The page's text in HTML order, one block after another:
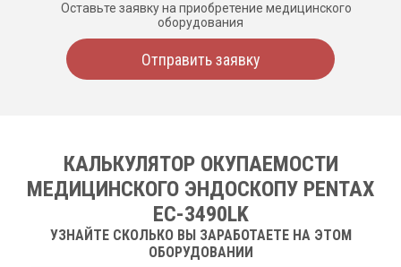
Оставьте заявку на приобретение медицинского
оборудования
Отправить заявку
КАЛЬКУЛЯТОР ОКУПАЕМОСТИ
МЕДИЦИНСКОГО ЭНДОСКОПУ PENTAX
EC-3490LK
УЗНАЙТЕ СКОЛЬКО ВЫ ЗАРАБОТАЕТЕ НА ЭТОМ
ОБОРУДОВАНИИ